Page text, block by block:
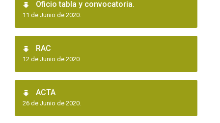
Oficio tabla y convocatoria.
11 de Junio de 2020.
RAC
12 de Junio de 2020.
ACTA
26 de Junio de 2020.